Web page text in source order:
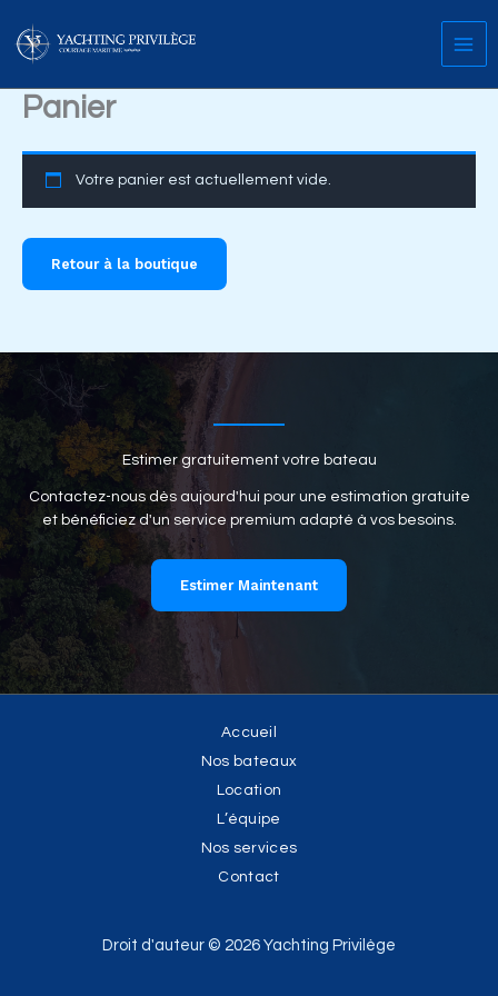
contenu
Panier
Votre panier est actuellement vide.
Retour à la boutique
Estimer gratuitement votre bateau
Contactez-nous dès aujourd'hui pour une estimation gratuite
et bénéficiez d'un service premium adapté à vos besoins.
Estimer Maintenant
Accueil
Nos bateaux
Location
L’équipe
Nos services
Contact
Droit d'auteur © 2026 Yachting Privilège